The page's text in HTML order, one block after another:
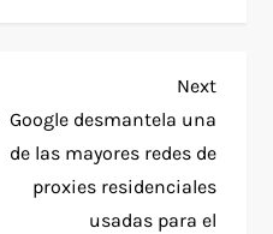
Next
Post
Next
Google desmantela una
de las mayores redes de
proxies residenciales
usadas para el